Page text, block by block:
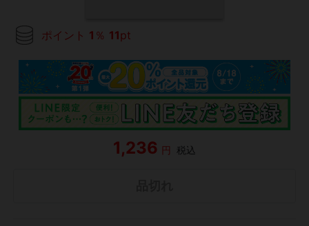
ポイント 1 ％ 11pt
1,236 円 税込